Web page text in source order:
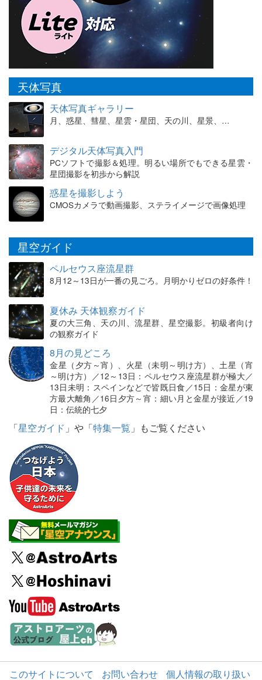
天体写真
天体写真ギャラリー
月、惑星、彗星、星雲・星団、天の川、星景、…
デジタル天体写真入門
PCソフトで撮影＆処理。明るい場所でもできる星雲・
星団撮影を初歩から解説
惑星を撮影しよう
CMOSカメラで動画撮影、ステライメージで画像処理
星空ガイド
ペルセウス座流星群
8月12～13日が一番の見ごろ。月明かりゼロの好条件！
夏休み 天体観察ガイド
夏の大三角、天の川、流星群、星空撮影。初級者向け
の観察ガイド
8月の見どころ
金星（夕方～宵）、火星（未明～明け方）、土星（宵
～明け方）／12～13日：ペルセウス座流星群が極大／
13日未明：スペインなどで皆既日食／15日：金星が東
方最大離角／16日夕方～宵：細い月と金星が接近／19
日：伝統的七夕
「星空ガイド 」や「特集一覧 」もご覧ください
このサイトについて お問い合わせ
個人情報の取り扱い